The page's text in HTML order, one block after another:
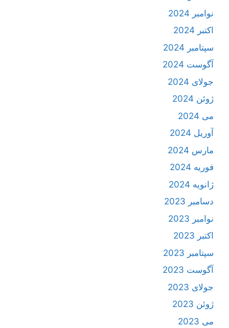
نوامبر 2024
اکتبر 2024
سپتامبر 2024
آگوست 2024
جولای 2024
ژوئن 2024
می 2024
آوریل 2024
مارس 2024
فوریه 2024
ژانویه 2024
دسامبر 2023
نوامبر 2023
اکتبر 2023
سپتامبر 2023
آگوست 2023
جولای 2023
ژوئن 2023
می 2023